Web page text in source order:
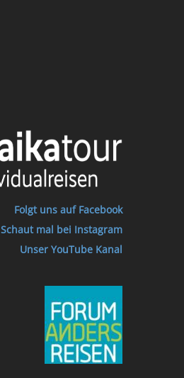
Folgt uns auf Facebook
Schaut mal bei Instagram
Unser YouTube Kanal